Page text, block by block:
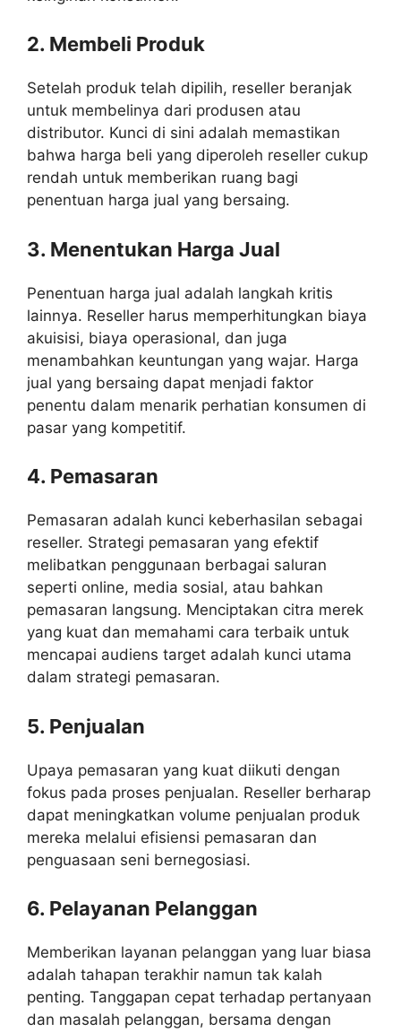
2. Membeli Produk
Setelah produk telah dipilih, reseller beranjak
untuk membelinya dari produsen atau
distributor. Kunci di sini adalah memastikan
bahwa harga beli yang diperoleh reseller cukup
rendah untuk memberikan ruang bagi
penentuan harga jual yang bersaing.
3. Menentukan Harga Jual
Penentuan harga jual adalah langkah kritis
lainnya. Reseller harus memperhitungkan biaya
akuisisi, biaya operasional, dan juga
menambahkan keuntungan yang wajar. Harga
jual yang bersaing dapat menjadi faktor
penentu dalam menarik perhatian konsumen di
pasar yang kompetitif.
4. Pemasaran
Pemasaran adalah kunci keberhasilan sebagai
reseller. Strategi pemasaran yang efektif
melibatkan penggunaan berbagai saluran
seperti online, media sosial, atau bahkan
pemasaran langsung. Menciptakan citra merek
yang kuat dan memahami cara terbaik untuk
mencapai audiens target adalah kunci utama
dalam strategi pemasaran.
5. Penjualan
Upaya pemasaran yang kuat diikuti dengan
fokus pada proses penjualan. Reseller berharap
dapat meningkatkan volume penjualan produk
mereka melalui efisiensi pemasaran dan
penguasaan seni bernegosiasi.
6. Pelayanan Pelanggan
Memberikan layanan pelanggan yang luar biasa
adalah tahapan terakhir namun tak kalah
penting. Tanggapan cepat terhadap pertanyaan
dan masalah pelanggan, bersama dengan